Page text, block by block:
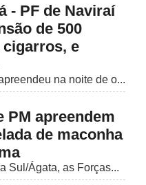
- PF de Naviraí
de 500
e
na noite de o...
PM apreendem
de maconha
Sul/Ágata, as Forças...